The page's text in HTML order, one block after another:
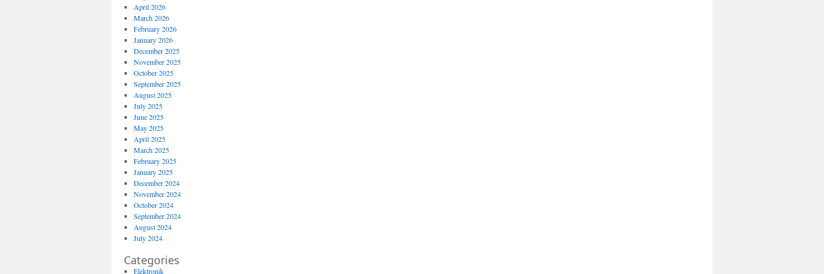
April 2026
March 2026
February 2026
January 2026
December 2025
November 2025
October 2025
September 2025
August 2025
July 2025
June 2025
May 2025
April 2025
March 2025
February 2025
January 2025
December 2024
November 2024
October 2024
September 2024
August 2024
July 2024
Categories
Elektronik